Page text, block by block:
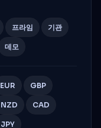
프라임 기관
데모
EUR GBP
NZD CAD
JPY